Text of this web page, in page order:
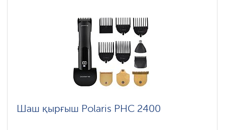
Шаш қырғыш Polaris PHC 2400